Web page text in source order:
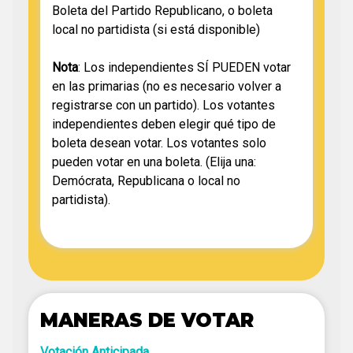
Boleta del Partido Republicano, o boleta
local no partidista (si está disponible)
Nota: Los independientes SÍ PUEDEN votar
en las primarias (no es necesario volver a
registrarse con un partido). Los votantes
independientes deben elegir qué tipo de
boleta desean votar. Los votantes solo
pueden votar en una boleta. (Elija una:
Demócrata, Republicana o local no
partidista).
MANERAS DE VOTAR